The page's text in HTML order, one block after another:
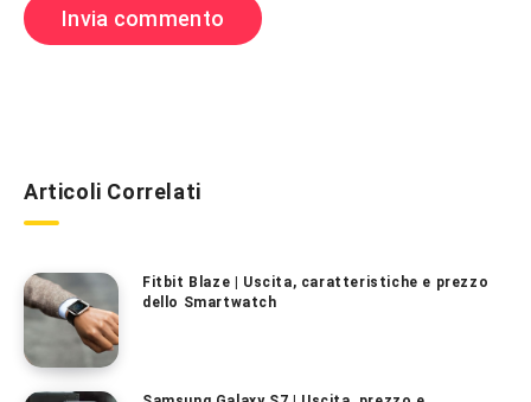
Articoli Correlati
Fitbit Blaze | Uscita, caratteristiche e prezzo
dello Smartwatch